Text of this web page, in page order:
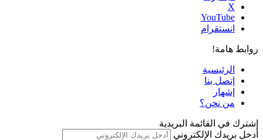
‫X
‫YouTube
انستقرام
روابط هامة!
الرئيسية
إتصل بنا
إشهار
من نحن؟
إشترك في القائمة البريدية
أدخل بريدك الإلكتروني